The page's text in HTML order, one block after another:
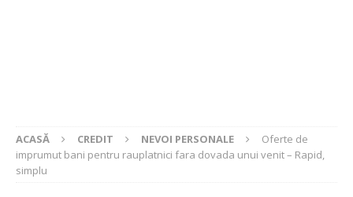
ACASĂ CREDIT NEVOI PERSONALE
Oferte de
imprumut bani pentru rauplatnici fara dovada unui venit – Rapid,
simplu